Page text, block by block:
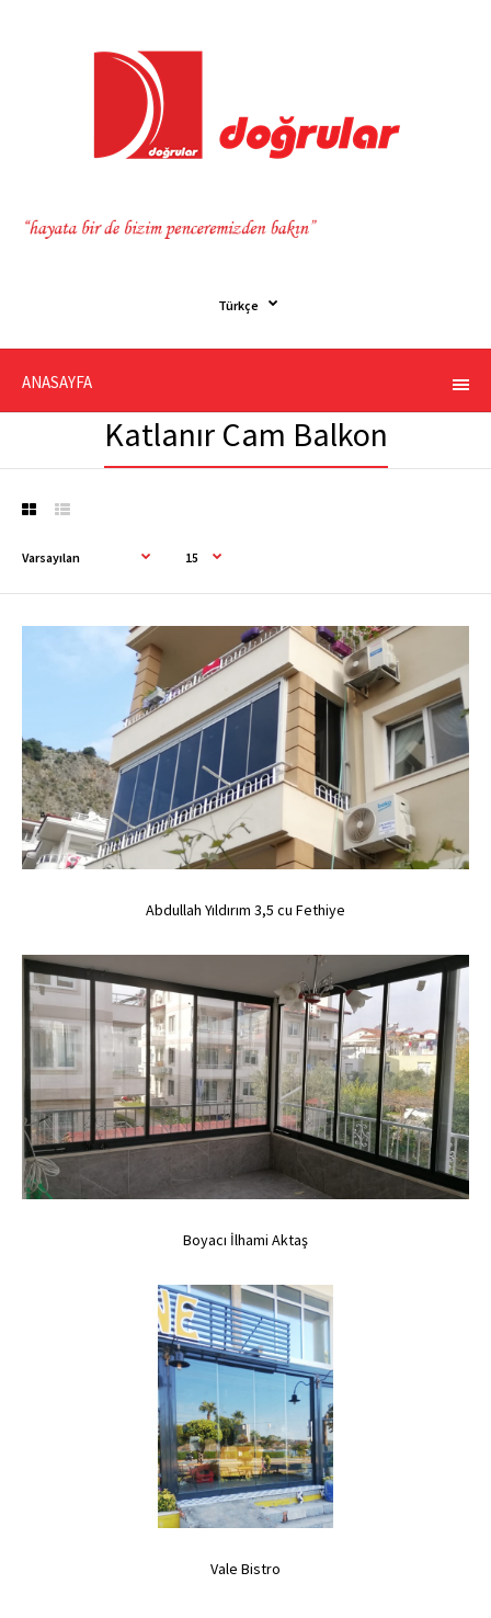
Türkçe
ANASAYFA
Katlanır Cam Balkon
Abdullah Yıldırım 3,5 cu Fethiye
..
Boyacı İlhami Aktaş
0,00TL
Abdullah Yıldırım 3,5 cu Fethiye
Boyacı İlhami Aktaş
Vale Bistro